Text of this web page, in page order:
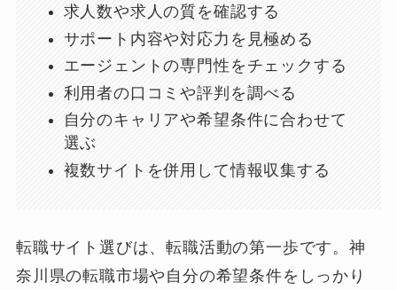
求人数や求人の質を確認する
サポート内容や対応力を見極める
エージェントの専門性をチェックする
利用者の口コミや評判を調べる
自分のキャリアや希望条件に合わせて
選ぶ
複数サイトを併用して情報収集する
転職サイト選びは、転職活動の第一歩です。神
奈川県の転職市場や自分の希望条件をしっかり